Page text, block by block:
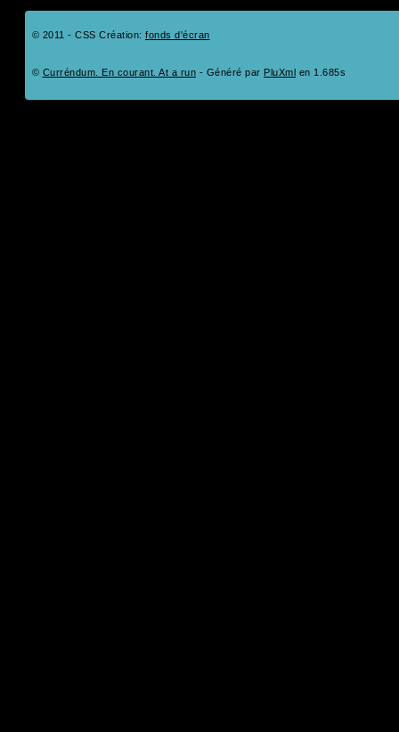
© 2011 - CSS Création: fonds d'écran
© Curréndum. En courant. At a run - Généré par PluXml en 1.685s